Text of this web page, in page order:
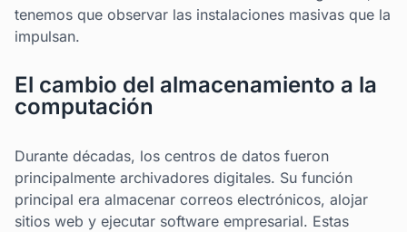
tenemos que observar las instalaciones masivas que la
impulsan.
El cambio del almacenamiento a la
computación
Durante décadas, los centros de datos fueron
principalmente archivadores digitales. Su función
principal era almacenar correos electrónicos, alojar
sitios web y ejecutar software empresarial. Estas